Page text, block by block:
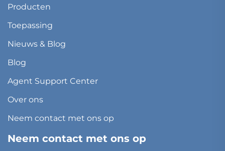
Producten
Toepassing
Nieuws & Blog
Blog
Agent Support Center
Over ons
Neem contact met ons op
Neem contact met ons op